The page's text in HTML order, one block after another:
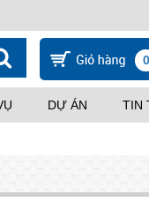
0
DỰ ÁN TIN